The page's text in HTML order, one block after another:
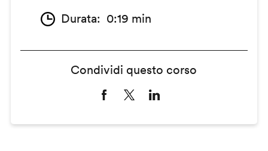
Durata 0:19 min
Condividi questo corso